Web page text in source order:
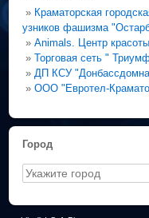
» Краматорская
узников фашизма
»Animals. Центр
»Торговая сеть "
» ДП КСУ
»ООО "Евротел-
Город